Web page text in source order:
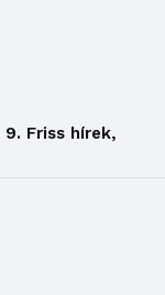
Friss hírek,